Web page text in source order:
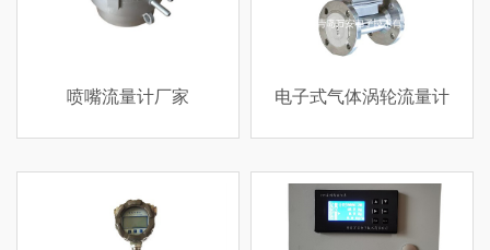
喷嘴流量计厂家 电子式气体涡轮流量计